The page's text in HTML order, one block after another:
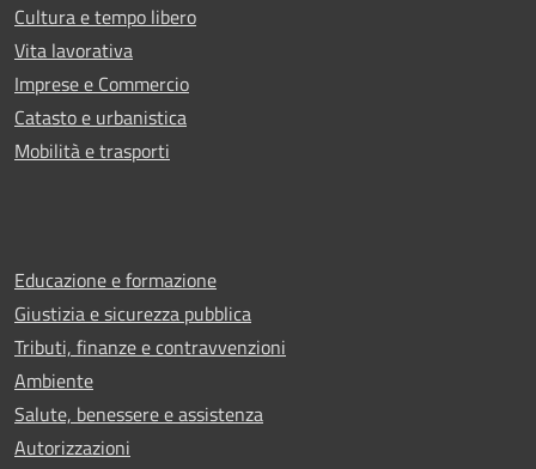
Cultura e tempo libero
Vita lavorativa
Imprese e Commercio
Catasto e urbanistica
Mobilità e trasporti
Educazione e formazione
Giustizia e sicurezza pubblica
Tributi, finanze e contravvenzioni
Ambiente
Salute, benessere e assistenza
Autorizzazioni